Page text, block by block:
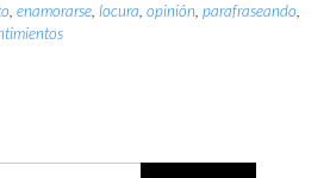
, enamorarse, locura, opinión, parafraseando,